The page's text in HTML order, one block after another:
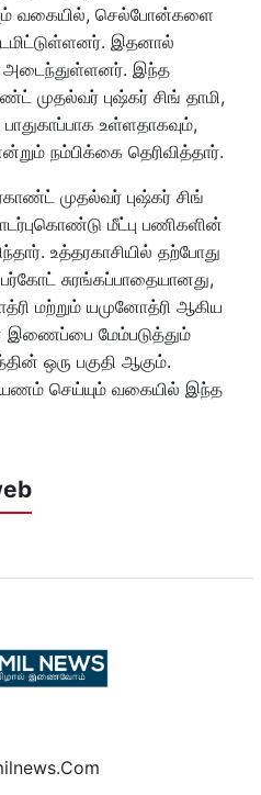
வகையில், செல்போன்களை
இதனால்
அடைந்துள்ளனர். இந்த
முதல்வர் புஷ்கர் சிங் தாமி,
உள்ளதாகவும்,
நம்பிக்கை தெரிவித்தார்.
முதல்வர் புஷ்கர் சிங்
மீட்பு பணிகளின்
உத்தரகாசியில் தற்போது
சுரங்கப்பாதையானது,
மற்றும் யமுனோத்ரி ஆகிய
இணைப்பை மேம்படுத்தும்
ஒரு பகுதி ஆகும்.
செய்யும் வகையில் இந்த